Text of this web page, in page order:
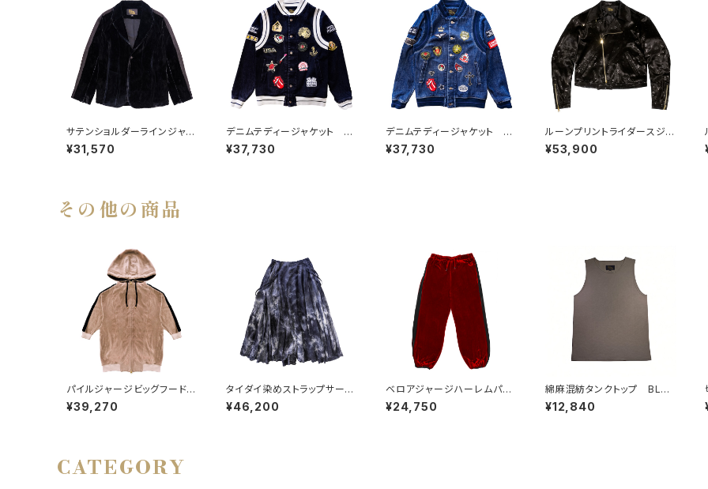
サテンショルダーラインジャケ
ット
¥31,570
デニムテディージャケット BL
ACK
¥37,730
デニムテディージャケット BL
UE
¥37,730
ルーンプリントライダースジャ
ケット
¥53,900
その他の商品
パイルジャージビッグフードダ
ブルZIPパーカー BEIGE
¥39,270
タイダイ染めストラップサーキ
ュラースカート
¥46,200
ベロアジャージハーレムパン
ツ RED
¥24,750
綿麻混紡タンクトップ BLAC
K
¥12,840
CATEGORY